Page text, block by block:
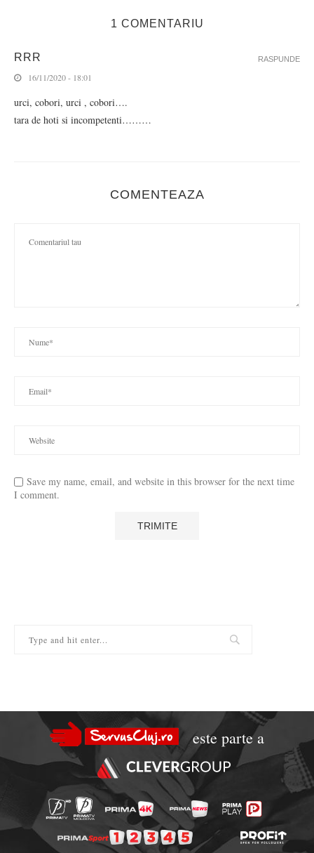
1 COMENTARIU
RRR
16/11/2020 - 18:01
urci, cobori, urci , cobori….
tara de hoti si incompetenti………
RASPUNDE
COMENTEAZA
Save my name, email, and website in this browser for the next time
I comment.
este parte a